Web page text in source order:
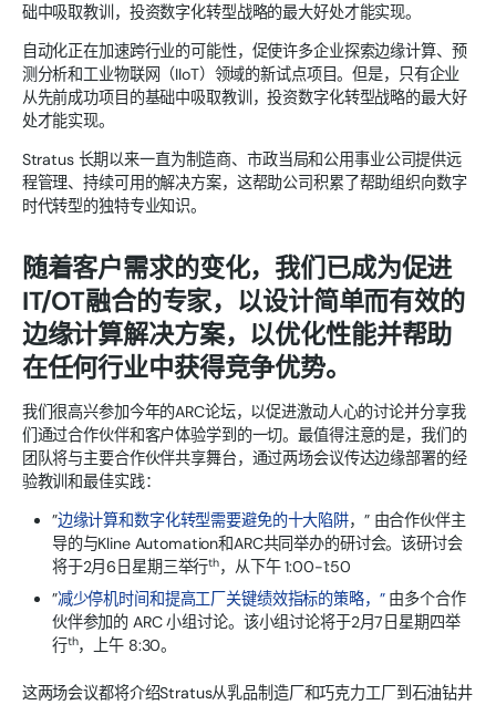
础中吸取教训，投资数字化转型战略的最大好处才能实现。
自动化正在加速跨行业的可能性，促使许多企业探索边缘计算、预
测分析和工业物联网（IIoT）领域的新试点项目。但是，只有企业
从先前成功项目的基础中吸取教训，投资数字化转型战略的最大好
处才能实现。
Stratus 长期以来一直为制造商、市政当局和公用事业公司提供远
程管理、持续可用的解决方案，这帮助公司积累了帮助组织向数字
时代转型的独特专业知识。
随着客户需求的变化，我们已成为促进
IT/OT融合的专家，以设计简单而有效的
边缘计算解决方案，以优化性能并帮助
在任何行业中获得竞争优势。
我们很高兴参加今年的ARC论坛，以促进激动人心的讨论并分享我
们通过合作伙伴和客户体验学到的一切。最值得注意的是，我们的
团队将与主要合作伙伴共享舞台，通过两场会议传达边缘部署的经
验教训和最佳实践：
”边缘计算和数字化转型需要避免的十大陷阱，” 由合作伙伴主
导的与Kline Automation和ARC共同举办的研讨会。该研讨会
将于2月6日星期三举行th，从下午 1:00-1:50
”减少停机时间和提高工厂关键绩效指标的策略，”由多个合作
伙伴参加的 ARC 小组讨论。该小组讨论将于2月7日星期四举
行th，上午 8:30。
这两场会议都将介绍Stratus从乳品制造厂和巧克力工厂到石油钻井